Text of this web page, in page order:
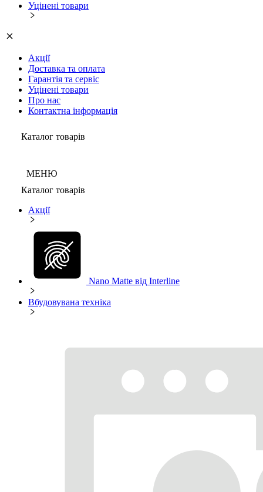
Уцінені товари
Акції
Доставка та оплата
Гарантія та сервіс
Уцінені товари
Про нас
Контактна інформація
Каталог товарів
МЕНЮ
Каталог товарів
Акції
Nano Matte від Interline
Вбудовувана техніка